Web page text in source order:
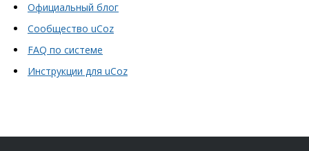
Официальный блог
Сообщество uCoz
FAQ по системе
Инструкции для uCoz